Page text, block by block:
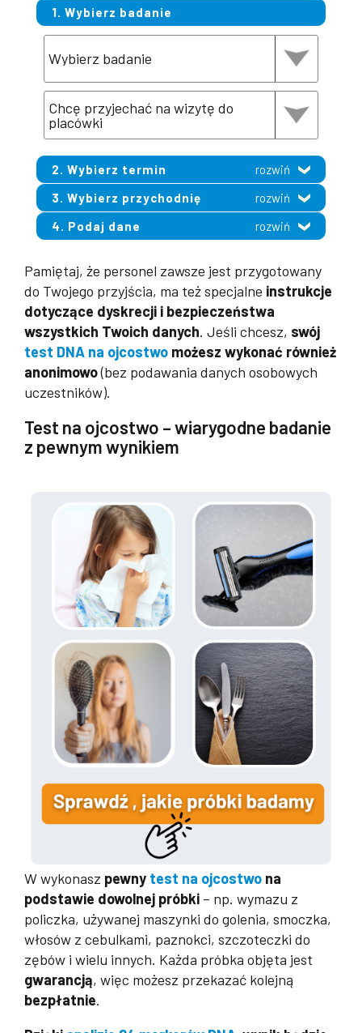
1. Wybierz badanie
2. Wybierz termin
rozwiń
3. Wybierz przychodnię
rozwiń
4. Podaj dane
rozwiń
Pamiętaj, że personel zawsze jest przygotowany
do Twojego przyjścia, ma też specjalne instrukcje
dotyczące dyskrecji i bezpieczeństwa
wszystkich Twoich danych. Jeśli chcesz, swój
test DNA na ojcostwo możesz wykonać również
anonimowo(bez podawania danych osobowych
uczestników).
Test na ojcostwo – wiarygodne badanie
z pewnym wynikiem
W wykonasz pewny test na ojcostwo na
podstawie dowolnej próbki – np. wymazu z
policzka, używanej maszynki do golenia, smoczka,
włosów z cebulkami, paznokci, szczoteczki do
zębów i wielu innych. Każda próbka objęta jest
gwarancją, więc możesz przekazać kolejną
bezpłatnie.